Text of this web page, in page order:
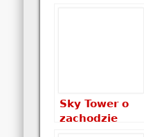
Sky Tower o
zachodzie